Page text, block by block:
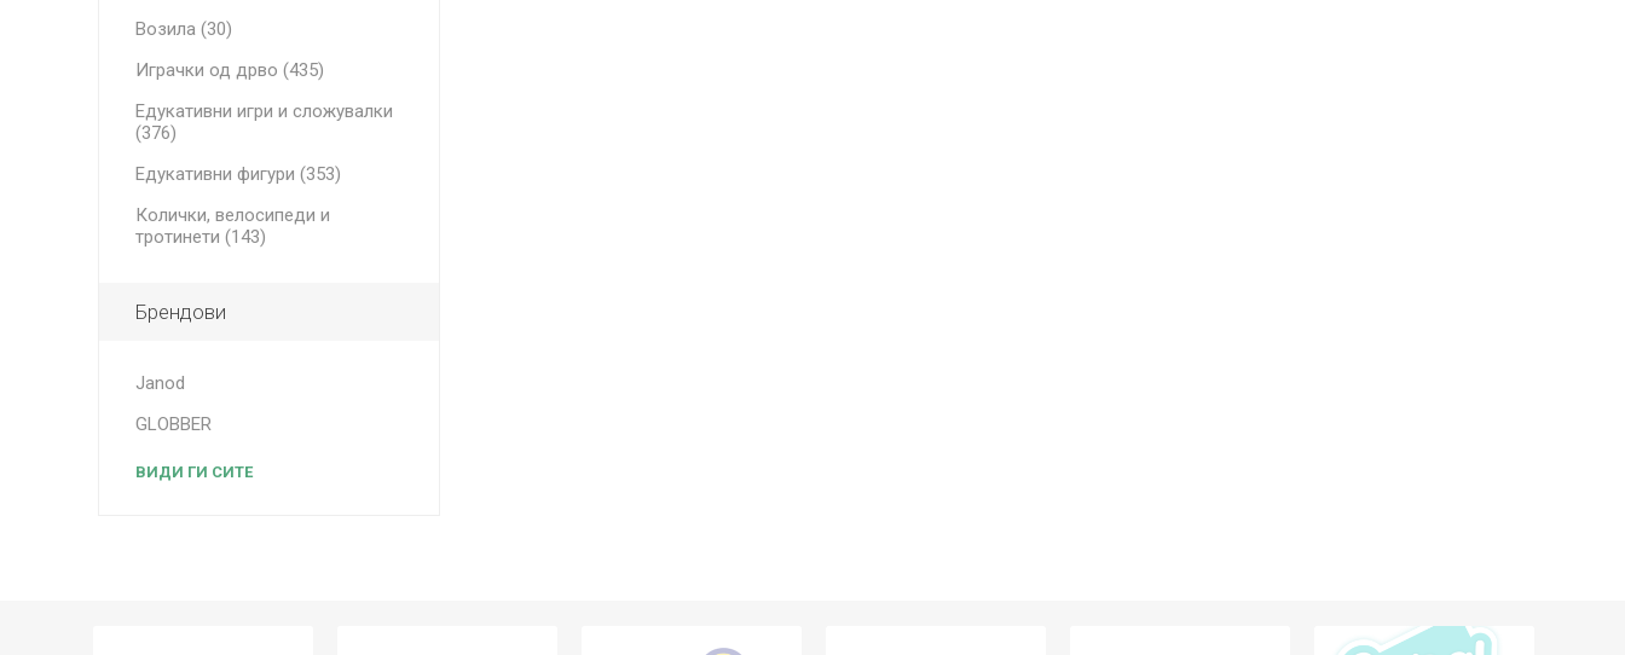
Возила (30)
Играчки од дрво (435)
Едукативни игри и сложувалки
(376)
Едукативни фигури (353)
Колички, велосипеди и
тротинети (143)
Брендови
Janod
GLOBBER
ВИДИ ГИ СИТЕ